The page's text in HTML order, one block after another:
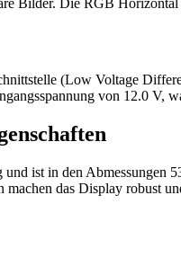
Bilder. Die RGB
(Low Voltage
von 12.0 V,
ist in den Abmessungen
das Display robust